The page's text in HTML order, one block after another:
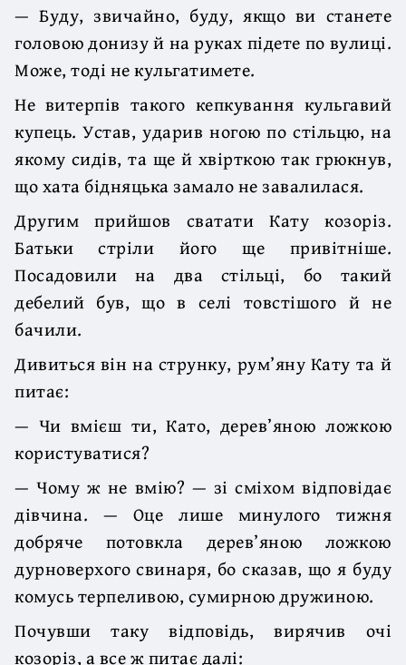
— Буду, звичайно, буду, якщо ви станете
головою донизу й на руках підете по вулиці.
Може, тоді не кульгатимете.
Не витерпів такого кепкування кульгавий
купець. Устав, ударив ногою по стільцю, на
якому сидів, та ще й хвірткою так грюкнув,
що хата бідняцька замало не завалилася.
Другим прийшов сватати Кату козоріз.
Батьки стріли його ще привітніше.
Посадовили на два стільці, бо такий
дебелий був, що в селі товстішого й не
бачили.
Дивиться він на струнку, рум’яну Кату та й
питає:
— Чи вмієш ти, Като, дерев’яною ложкою
користуватися?
— Чому ж не вмію? — зі сміхом відповідає
дівчина. — Оце лише минулого тижня
добряче потовкла дерев’яною ложкою
дурноверхого свинаря, бо сказав, що я буду
комусь терпеливою, сумирною дружиною.
Почувши таку відповідь, вирячив очі
козоріз, а все ж питає далі: